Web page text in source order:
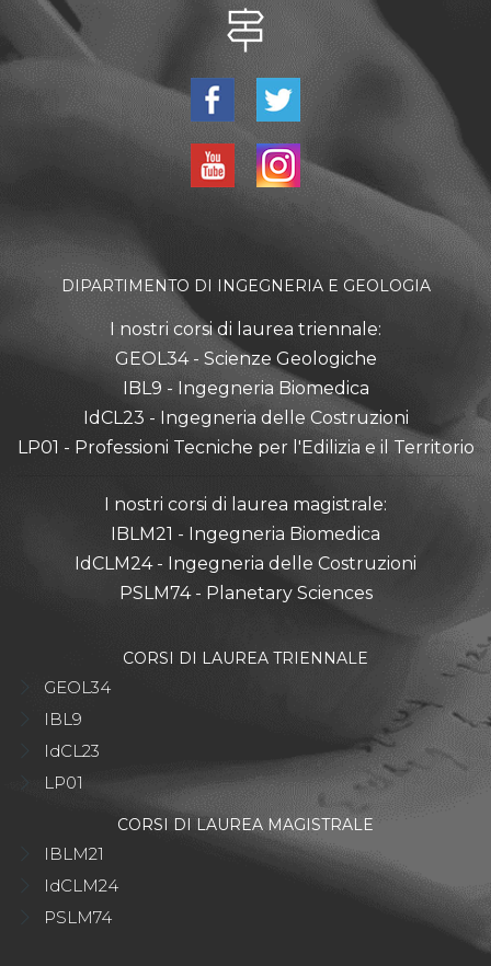
DIPARTIMENTO DI INGEGNERIA E GEOLOGIA
I nostri corsi di laurea triennale:
GEOL34 - Scienze Geologiche
IBL9 - Ingegneria Biomedica
IdCL23 - Ingegneria delle Costruzioni
LP01 - Professioni Tecniche per l'Edilizia e il Territorio
I nostri corsi di laurea magistrale:
IBLM21 - Ingegneria Biomedica
IdCLM24 - Ingegneria delle Costruzioni
PSLM74 - Planetary Sciences
CORSI DI LAUREA TRIENNALE
GEOL34
IBL9
IdCL23
LP01
CORSI DI LAUREA MAGISTRALE
IBLM21
IdCLM24
PSLM74